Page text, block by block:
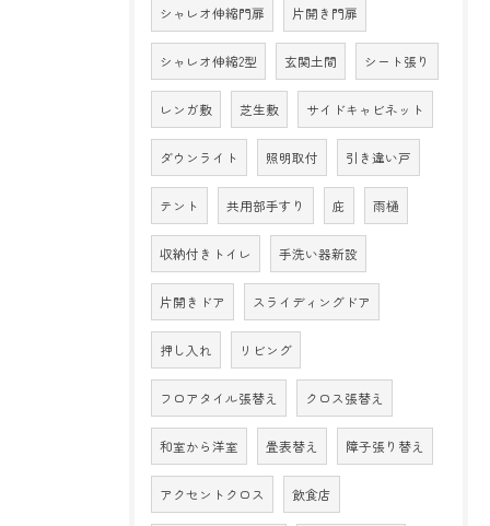
シャレオ伸縮門扉 片開き門扉
シャレオ伸縮2型 玄関土間 シート張り
レンガ敷 芝生敷 サイドキャビネット
ダウンライト 照明取付 引き違い戸
テント 共用部手すり 庇 雨樋
収納付きトイレ 手洗い器新設
片開きドア スライディングドア
押し入れ リビング
フロアタイル張替え クロス張替え
和室から洋室 畳表替え 障子張り替え
アクセントクロス 飲食店